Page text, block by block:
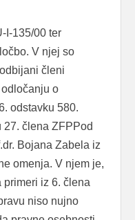
I-135/00 ter
V njej so
členi
o
odstavku 580.
27. člena ZFPPod
Bojana Zabela iz
omenja. V njem je,
primeri iz 6. člena
niso nujno